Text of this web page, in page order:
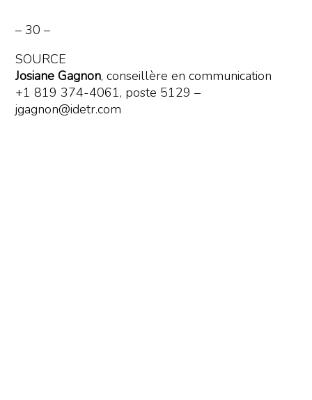
– 30 –
SOURCE
Josiane Gagnon, conseillère en communication
+1 819 374-4061, poste 5129 –
jgagnon@idetr.com